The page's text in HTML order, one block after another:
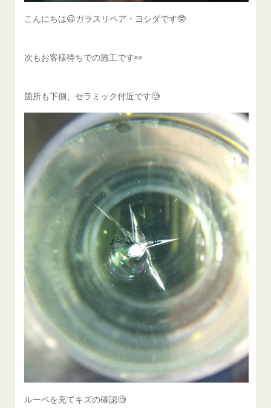
こんにちは😃ガラスリペア・ヨシダです🤓
次もお客様待ちでの施工です👀
箇所も下側、セラミック付近です🧐
ルーペを充てキズの確認🧐